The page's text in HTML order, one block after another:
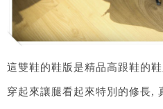
這雙鞋的鞋版是精品高跟鞋的鞋
穿起來讓腿看起來特別的修長,